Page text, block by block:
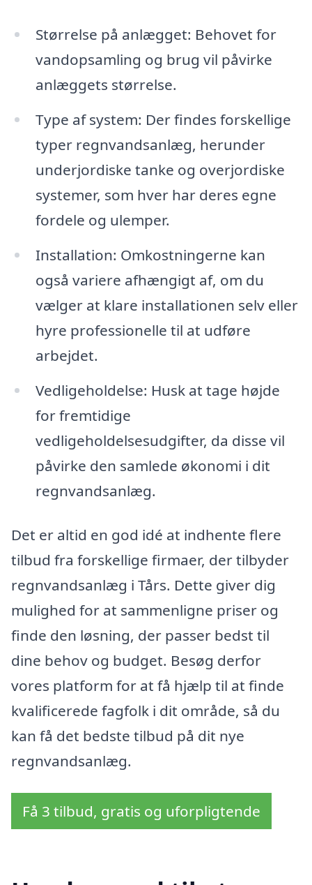
Størrelse på anlægget: Behovet for
vandopsamling og brug vil påvirke
anlæggets størrelse.
Type af system: Der findes forskellige
typer regnvandsanlæg, herunder
underjordiske tanke og overjordiske
systemer, som hver har deres egne
fordele og ulemper.
Installation: Omkostningerne kan
også variere afhængigt af, om du
vælger at klare installationen selv eller
hyre professionelle til at udføre
arbejdet.
Vedligeholdelse: Husk at tage højde
for fremtidige
vedligeholdelsesudgifter, da disse vil
påvirke den samlede økonomi i dit
regnvandsanlæg.
Det er altid en god idé at indhente flere
tilbud fra forskellige firmaer, der tilbyder
regnvandsanlæg i Tårs. Dette giver dig
mulighed for at sammenligne priser og
finde den løsning, der passer bedst til
dine behov og budget. Besøg derfor
vores platform for at få hjælp til at finde
kvalificerede fagfolk i dit område, så du
kan få det bedste tilbud på dit nye
regnvandsanlæg.
Få 3 tilbud, gratis og uforpligtende